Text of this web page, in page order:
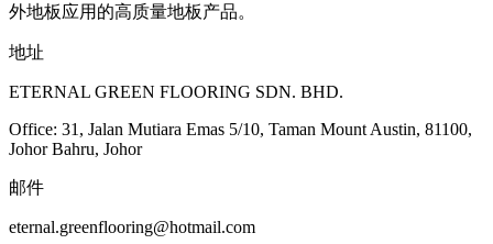
外地板应用的高质量地板产品。
地址
ETERNAL GREEN FLOORING SDN. BHD.
Office: 31, Jalan Mutiara Emas 5/10, Taman Mount Austin, 81100,
Johor Bahru, Johor
邮件
eternal.greenflooring@hotmail.com